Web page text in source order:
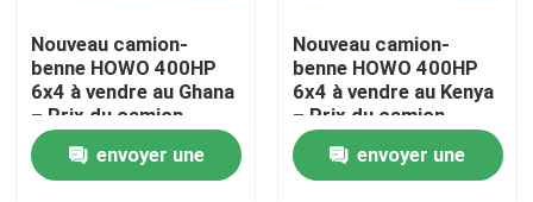
Visite d'usine
Contrôle de la qualité
Nouveau camion-
benne HOWO 400HP
6x4 à vendre au Ghana
– Prix du camion-
benne de 6 m, CAF
Port de Tema
envoyer une
Nouveau camion-
benne HOWO 400HP
6x4 à vendre au Kenya
– Prix du camion-
benne de 5,6 m, CAF
Mombasaenvoyer une